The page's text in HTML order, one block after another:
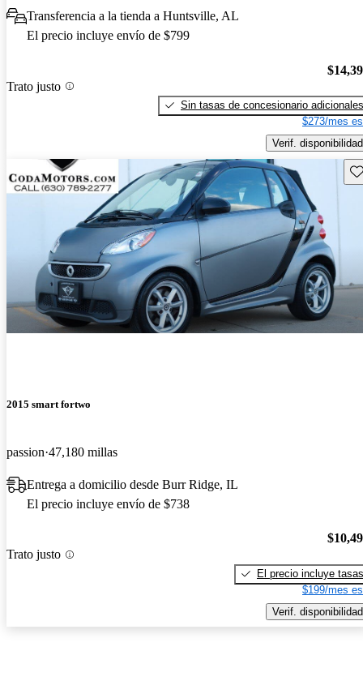
Transferencia a la tienda a Huntsville, AL
El precio incluye envío de $799
Trato justo
Sin tasas de concesionario adicionales
$273/mes
Verif. disponibilidad
2015 smart fortwo
passion 47,180 millas
Entrega a domicilio desde Burr Ridge, IL
El precio incluye envío de $738
Trato justo
El precio incluye tasas
$199/mes
Verif. disponibilidad